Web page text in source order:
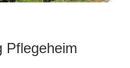
Pflegeheim